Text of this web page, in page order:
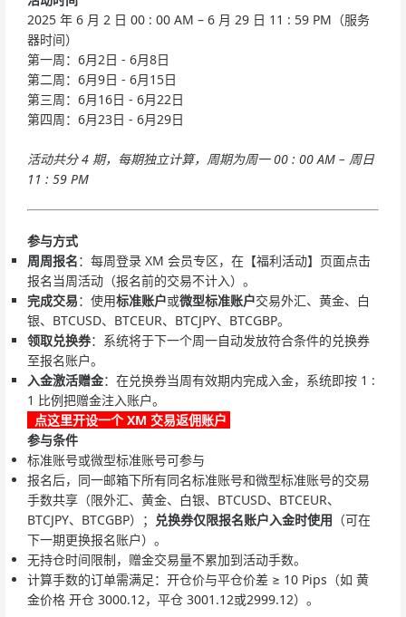
2025 年 6 月 2 日 00 : 00 AM – 6 月 29 日 11 : 59 PM（服务
器时间）
第一周：6月2日 - 6月8日
第二周：6月9日 - 6月15日
第三周：6月16日 - 6月22日
第四周：6月23日 - 6月29日
活动共分 4 期，每期独立计算，周期为周一 00 : 00 AM – 周日
11 : 59 PM
参与方式
周周报名：每周登录 XM 会员专区，在【福利活动】页面点击
报名当周活动（报名前的交易不计入）。
完成交易：使用标准账户或微型标准账户交易外汇、黄金、白
银、BTCUSD、BTCEUR、BTCJPY、BTCGBP。
领取兑换券：系统将于下一个周一自动发放符合条件的兑换券
至报名账户。
入金激活赠金：在兑换券当周有效期内完成入金，系统即按 1 :
1 比例把赠金注入账户。
点这里开设一个 XM 交易返佣账户
参与条件
标准账号或微型标准账号可参与
报名后，同一邮箱下所有同名标准账号和微型标准账号的交易
手数共享（限外汇、黄金、白银、BTCUSD、BTCEUR、
BTCJPY、BTCGBP）； 兑换券仅限报名账户入金时使用 （可在
下一期更换报名账户）。
无持仓时间限制，赠金交易量不累加到活动手数。
计算手数的订单需满足：开仓价与平仓价差 ≥ 10 Pips（如 黄
金价格 开仓 3000.12，平仓 3001.12或2999.12）。